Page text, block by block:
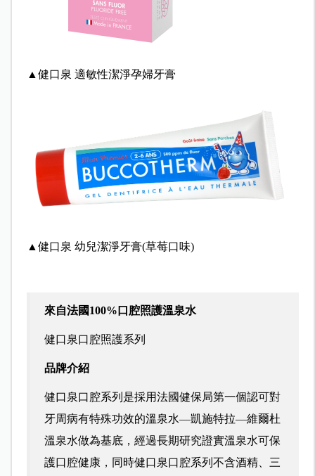
▲健口泉 適敏性潔淨孕婦牙膏
▲健口泉 幼兒潔淨牙膏(草莓口味)
來自法國100%口腔照護溫泉水
健口泉口腔照護系列
品牌介紹
健口泉口腔系列是採用法國健保局第一個認可對
牙周病有特殊功效的溫泉水—凱施特拉—維爾杜
溫泉水做為基底，經過長期研究證實溫泉水可保
護口腔健康，同時健口泉口腔系列不含酒精、三